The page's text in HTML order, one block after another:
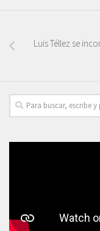
Luis Téllez se